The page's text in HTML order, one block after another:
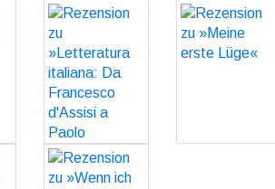
Rezension zu
»Letteratura
italiana: Da
Francesco
d'Assisi a
Paolo
Giordano«
GO
Rezension zu
»Meine erste
Lüge«
Rezension zu
»Wenn ich